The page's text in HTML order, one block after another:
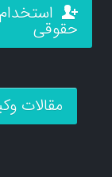
حقوقی
مقالات